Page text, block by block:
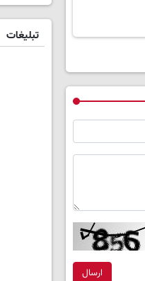
ارسال
تبلیغات